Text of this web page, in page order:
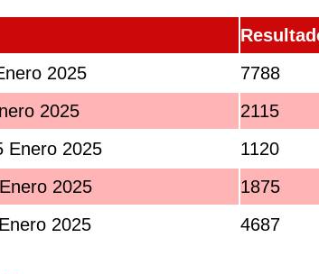
2025
7788
2025
2115
Enero 2025
1120
2025
1875
2025 4687